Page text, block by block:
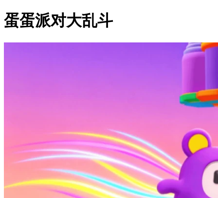
蛋蛋派对大乱斗